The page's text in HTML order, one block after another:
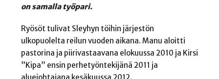
on samalla työpari.
Ryösöt tulivat Sleyhyn töihin järjestön
ulkopuolelta reilun vuoden aikana. Manu aloitti
pastorina ja piirivastaavana elokuussa 2010 ja Kirsi
”Kipa” ensin perhetyöntekijänä 2011 ja